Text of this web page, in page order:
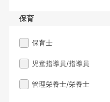
保育
保育士
児童指導員/指導員
管理栄養士/栄養士